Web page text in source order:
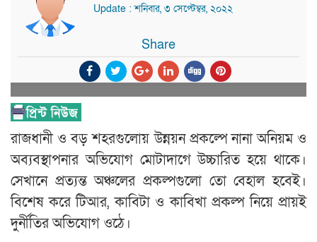
Update : শনিবার, ৩ সেপ্টেম্বর, ২০২২
Share
রাজধানী ও বড় শহরগুলোয় উন্নয়ন প্রকল্পে নানা অনিয়ম ও
অব্যবস্থাপনার অভিযোগ মোটাদাগে উচ্চারিত হয়ে থাকে।
সেখানে প্রত্যন্ত অঞ্চলের প্রকল্পগুলো তো বেহাল হবেই।
বিশেষ করে টিআর, কাবিটা ও কাবিখা প্রকল্প নিয়ে প্রায়ই
দুর্নীতির অভিযোগ ওঠে।